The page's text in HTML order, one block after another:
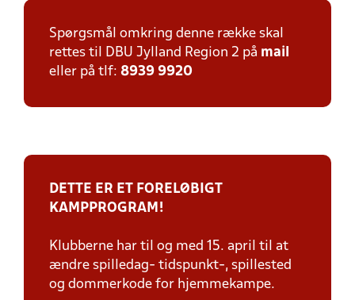
Spørgsmål omkring denne række skal
rettes til DBU Jylland Region 2 på mail
eller på tlf: 8939 9920
DETTE ER ET FORELØBIGT
KAMPPROGRAM!
Klubberne har til og med 15. april til at
ændre spilledag- tidspunkt-, spillested
og dommerkode for hjemmekampe.